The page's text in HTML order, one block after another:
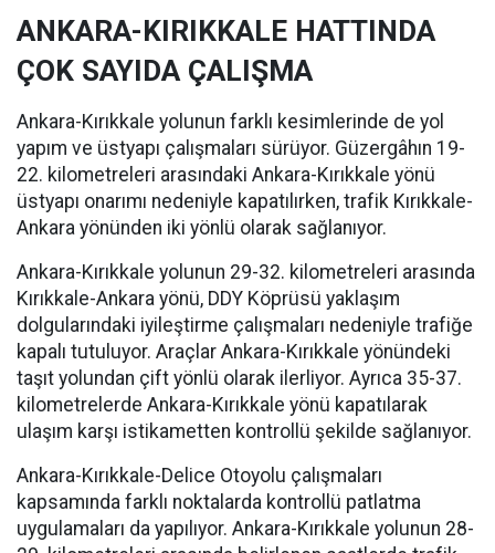
ANKARA-KIRIKKALE HATTINDA
ÇOK SAYIDA ÇALIŞMA
Ankara-Kırıkkale yolunun farklı kesimlerinde de yol
yapım ve üstyapı çalışmaları sürüyor. Güzergâhın 19-
22. kilometreleri arasındaki Ankara-Kırıkkale yönü
üstyapı onarımı nedeniyle kapatılırken, trafik Kırıkkale-
Ankara yönünden iki yönlü olarak sağlanıyor.
Ankara-Kırıkkale yolunun 29-32. kilometreleri arasında
Kırıkkale-Ankara yönü, DDY Köprüsü yaklaşım
dolgularındaki iyileştirme çalışmaları nedeniyle trafiğe
kapalı tutuluyor. Araçlar Ankara-Kırıkkale yönündeki
taşıt yolundan çift yönlü olarak ilerliyor. Ayrıca 35-37.
kilometrelerde Ankara-Kırıkkale yönü kapatılarak
ulaşım karşı istikametten kontrollü şekilde sağlanıyor.
Ankara-Kırıkkale-Delice Otoyolu çalışmaları
kapsamında farklı noktalarda kontrollü patlatma
uygulamaları da yapılıyor. Ankara-Kırıkkale yolunun 28-